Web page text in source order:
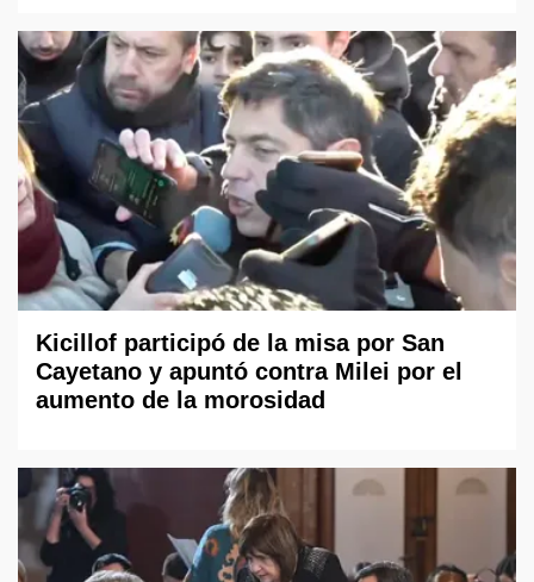
Kicillof participó de la misa por San
Cayetano y apuntó contra Milei por el
aumento de la morosidad